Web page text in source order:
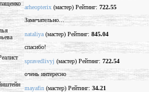
arheopterix (мастер) Рейтинг: 722.55
Замечательно...
nataliya (мастер) Рейтинг: 845.04
спасибо!
spravedlivyj (мастер) Рейтинг: 722.54
очень интересно
mayafin (мастер) Рейтинг: 34.21